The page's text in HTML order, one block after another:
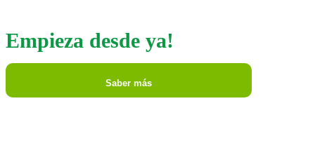
Empieza desde ya!
Saber más